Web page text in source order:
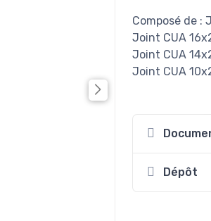
Composé de :
Joint CUA
Joint CUA
Joint CUA
Dépôt